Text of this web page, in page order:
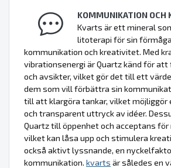
KOMMUNIKATION OCH
Kvarts är ett mineral
litoterapi för sin
kommunikation och kreativitet. Med
vibrationsenergi är Quartz känd för
och avsikter, vilket gör det till ett
dem som vill förbättra sin
till att klargöra tankar, vilket
och transparent uttryck av idéer.
Quartz till öppenhet och acceptans för
vilket kan låsa upp och stimulera
också aktivt lyssnande, en
kommunikation. kvarts är således en